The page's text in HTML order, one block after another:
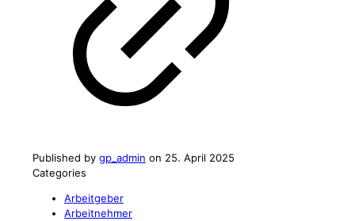
Published by gp_admin on 25. April 2025
Categories
Arbeitgeber
Arbeitnehmer